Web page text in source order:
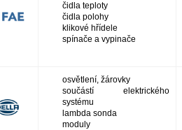
čidla teploty
čidla polohy
klikové hřídele
spínače a vypinače
osvětlení, žárovky
součástí elektrického
systému
lambda sonda
moduly